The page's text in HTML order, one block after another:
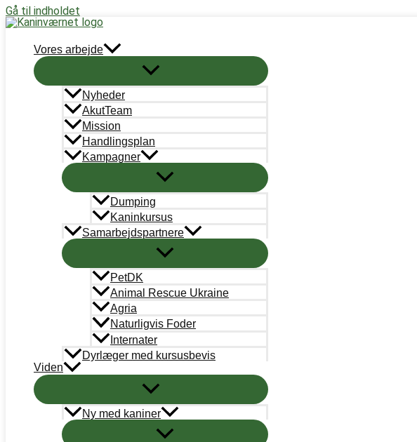
Gå til indholdet
Vores arbejde
Nyheder
AkutTeam
Mission
Handlingsplan
Kampagner
Dumping
Kaninkursus
Samarbejdspartnere
PetDK
Animal Rescue Ukraine
Agria
Naturligvis Foder
Internater
Dyrlæger med kursusbevis
Viden
Ny med kaniner
Støt nu
AE7CD581-CB51-4CC1-BC75-36B7EB114429
Skriv en kommentar / Af
Forrige Medie
Skriv et svar
Du skal være for at skrive en kommentar.
KANINVÆRNET